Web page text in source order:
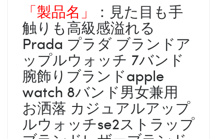
「製品名」 ：見た目も手
触りも高級感溢れる
Prada プラダ ブランドア
ップルウォッチ 7バンド
腕飾りブランドapple
watch 8バンド男女兼用
お洒落 カジュアルアップ
ルウォッチse2ストラップ